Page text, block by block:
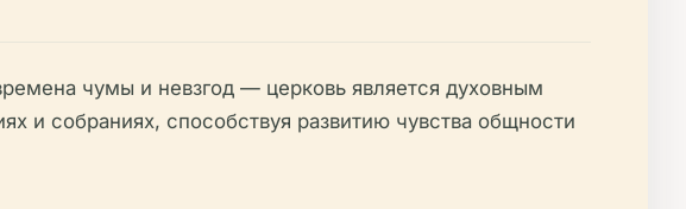
чумы и невзгод — церковь является духовным
и собраниях, способствуя развитию чувства общности